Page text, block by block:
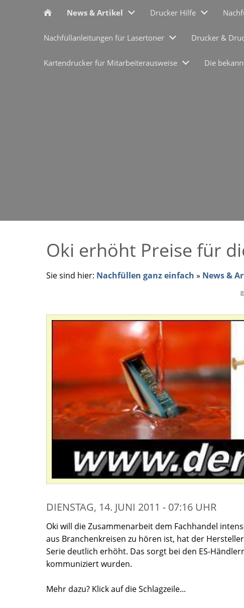
News & Artikel Drucker Hilfe
Nachfüllanleitungen für Lasertoner Drucker &
Kartendrucker für Mitarbeiterausweise Die
Oki erhöht Preise für
Sie sind hier: Nachfüllen ganz einfach » News &
DIENSTAG, 14. JUNI 2011 - 07:16 UHR
Oki will die Zusammenarbeit dem Fachhandel
aus Branchenkreisen zu hören ist, hat der
Serie deutlich erhöht. Das sorgt bei den ES-
kommuniziert wurden.
Mehr dazu? Klick auf die Schlagzeile...